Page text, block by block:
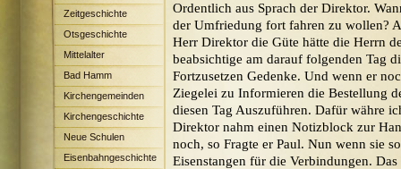
Zeitgeschichte
Otsgeschichte
Mittelalter
Bad Hamm
Kirchengemeinden
Kirchengeschichte
Neue Schulen
Eisenbahngeschichte
Ordentlich aus Sprach der Direktor.
der Umfriedung fort fahren zu wollen?
Herr Direktor die Güte hätte die Herrn
beabsichtige am darauf folgenden Tag
Fortzusetzen Gedenke. Und wenn er
Ziegelei zu Informieren die Bestellung
diesen Tag Auszuführen. Dafür währe
Direktor nahm einen Notizblock zur
noch, so Fragte er Paul. Nun wenn sie
Eisenstangen für die Verbindungen.